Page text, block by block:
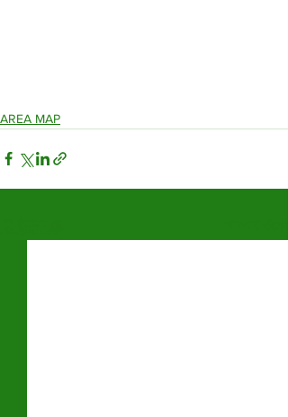
AREA MAP